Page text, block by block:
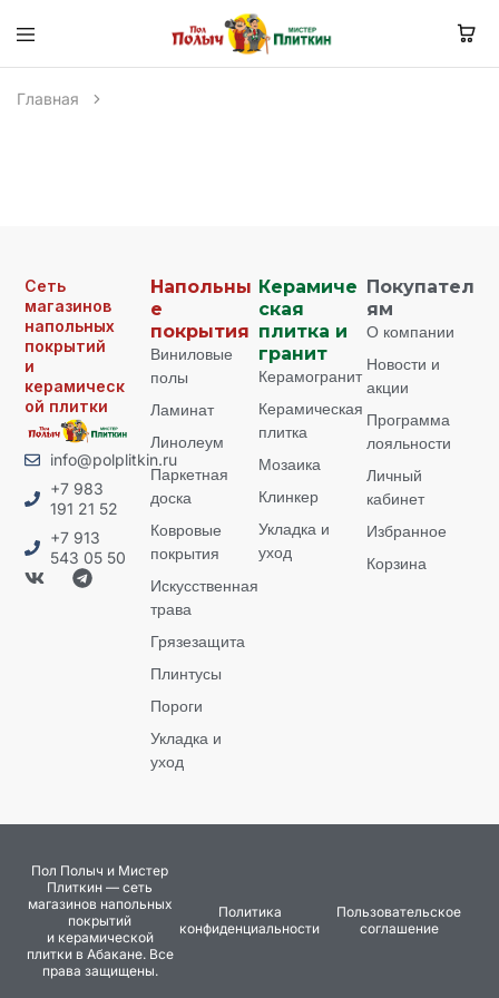
Главная
Сеть
магазинов
напольных
покрытий
и
керамическ
ой плитки
info@polplitkin.ru
+7 983
191 21 52
+7 913
543 05 50
Напольны
е
покрытия
Виниловые
полы
Ламинат
Линолеум
Паркетная
доска
Ковровые
покрытия
Искусственная
трава
Грязезащита
Плинтусы
Пороги
Укладка и
уход
Керамиче
ская
плитка и
гранит
Керамогранит
Керамическая
плитка
Мозаика
Клинкер
Укладка и
уход
Покупател
ям
О компании
Новости и
акции
Программа
лояльности
Личный
кабинет
Избранное
Корзина
Пол Полыч и Мистер
Плиткин — сеть
магазинов напольных
покрытий
и керамической
плитки в Абакане. Все
права защищены.
Политика
конфиденциальности
Пользовательское
соглашение